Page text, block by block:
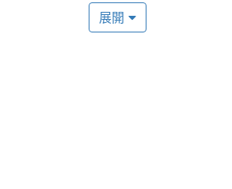
建的影音播放器可支
的輸入法，可滿足您
主螢幕色彩
展開